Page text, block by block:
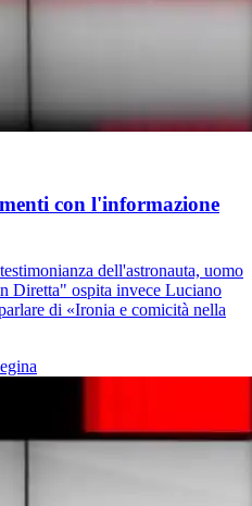
con l'informazione
dell'astronauta, uomo
Diretta" ospita invece Luciano
di «Ironia e comicità nella